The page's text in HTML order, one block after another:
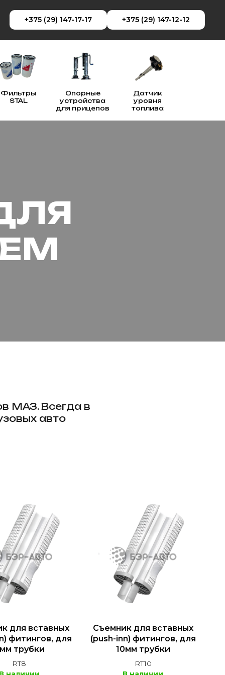
+375 (29) 147-17-17 +375 (29) 147-12-12
Фильтры
STAL
Датчик
уровня
топлива
Опорные
устройства
для прицепов
МАЗ. Всегда в
авто
для вставных
фитингов, для
трубки
RT8
Съемник для вставных
(push-inn) фитингов, для
10мм трубки
RT10